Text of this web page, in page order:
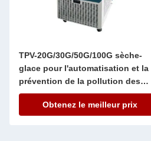
TPV-20G/30G/50G/100G sèche-
glace pour l'automatisation et la
prévention de la pollution des
échantillons
Obtenez le meilleur prix